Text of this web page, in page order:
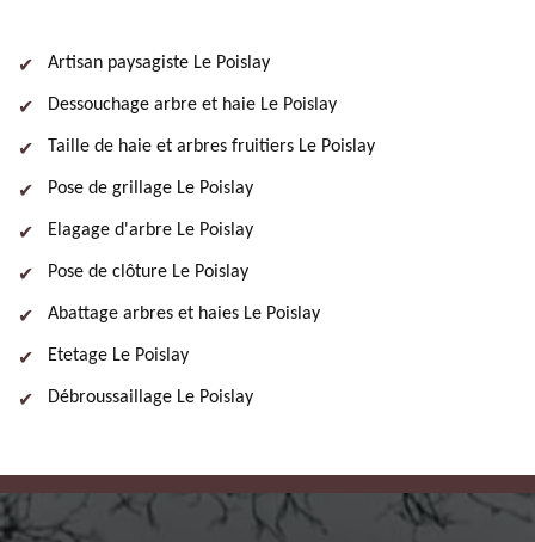
Artisan paysagiste Le Poislay
Dessouchage arbre et haie Le Poislay
Taille de haie et arbres fruitiers Le Poislay
Pose de grillage Le Poislay
Elagage d'arbre Le Poislay
Pose de clôture Le Poislay
Abattage arbres et haies Le Poislay
Etetage Le Poislay
Débroussaillage Le Poislay